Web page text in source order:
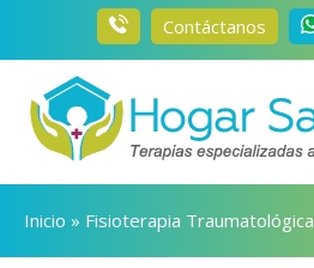
Contáctanos
Inicio » Fisioterapia Traumatológica